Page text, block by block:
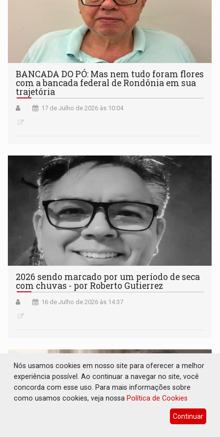
BANCADA DO PÓ: Mas nem tudo foram flores
com a bancada federal de Rondônia em sua
trajetória
17 de Julho de 2026 às 10:04
2026 sendo marcado por um período de seca
com chuvas - por Roberto Gutierrez
16 de Julho de 2026 às 14:37
Nós usamos cookies em nosso site para oferecer a melhor
experiência possível. Ao continuar a navegar no site, você
concorda com esse uso. Para mais informações sobre
como usamos cookies, veja nossa Política de Cookies
Continuar